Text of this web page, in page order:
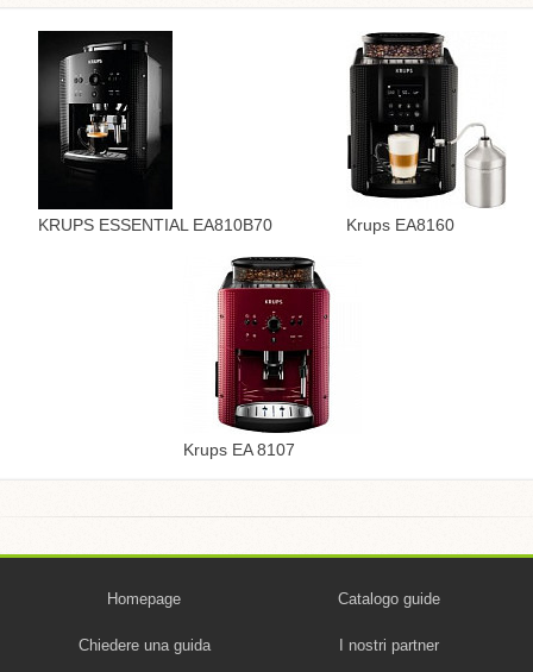
KRUPS ESSENTIAL EA810B70 Krups EA8160
Krups EA 8107
Homepage Catalogo guide
Chiedere una guida I nostri partner